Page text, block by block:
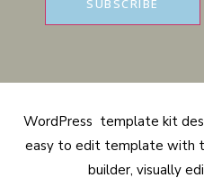
WordPress template kit
easy to edit template with
builder, visually